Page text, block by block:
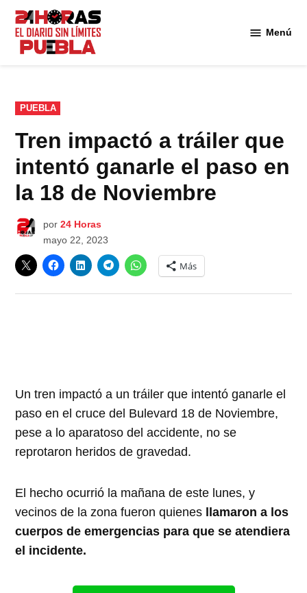
Saltar
contenido
Menú
PUBLICADO
EN
PUEBLA
Tren impactó a tráiler que
intentó ganarle el paso en
la 18 de Noviembre
por 24 Horas
mayo 22, 2023
Más
Un tren impactó a un tráiler que intentó ganarle el
paso en el cruce del Bulevard 18 de Noviembre,
pese a lo aparatoso del accidente, no se
reprotaron heridos de gravedad.
El hecho ocurrió la mañana de este lunes, y
vecinos de la zona fueron quienes llamaron a los
cuerpos de emergencias para que se atendiera
el incidente.